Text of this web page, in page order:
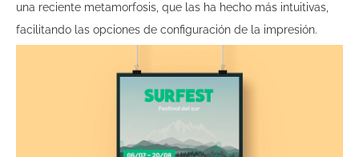
una reciente metamorfosis, que las ha hecho más intuitivas,
facilitando las opciones de configuración de la impresión.